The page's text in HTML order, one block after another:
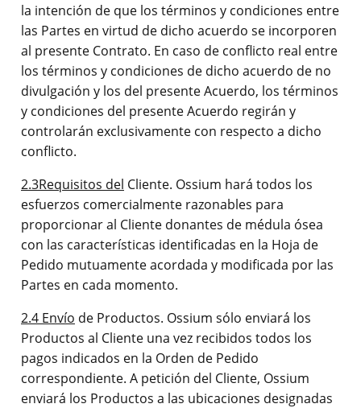
la intención de que los términos y condiciones entre
las Partes en virtud de dicho acuerdo se incorporen
al presente Contrato. En caso de conflicto real entre
los términos y condiciones de dicho acuerdo de no
divulgación y los del presente Acuerdo, los términos
y condiciones del presente Acuerdo regirán y
controlarán exclusivamente con respecto a dicho
conflicto.
2.3Requisitos del Cliente. Ossium hará todos los
esfuerzos comercialmente razonables para
proporcionar al Cliente donantes de médula ósea
con las características identificadas en la Hoja de
Pedido mutuamente acordada y modificada por las
Partes en cada momento.
2.4 Envío de Productos. Ossium sólo enviará los
Productos al Cliente una vez recibidos todos los
pagos indicados en la Orden de Pedido
correspondiente. A petición del Cliente, Ossium
enviará los Productos a las ubicaciones designadas